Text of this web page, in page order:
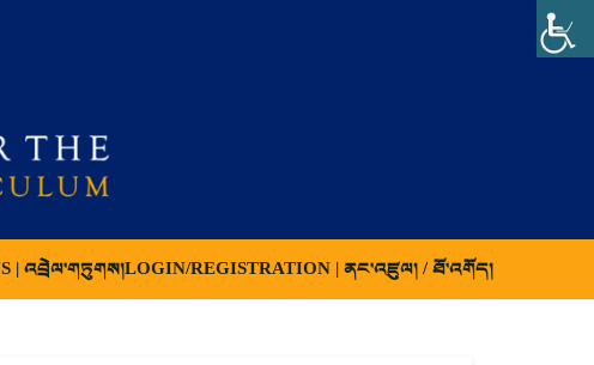
| འབྲེལ་གཏུགས།LOGIN/REGISTRATION | ནང་འཛུལ། / ཐོ་འགོད།